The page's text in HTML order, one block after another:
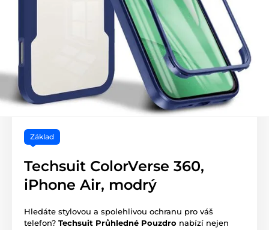
Základ
Techsuit ColorVerse 360,
iPhone Air, modrý
Hledáte stylovou a spolehlivou ochranu pro váš
telefon? Techsuit Průhledné Pouzdro nabízí nejen